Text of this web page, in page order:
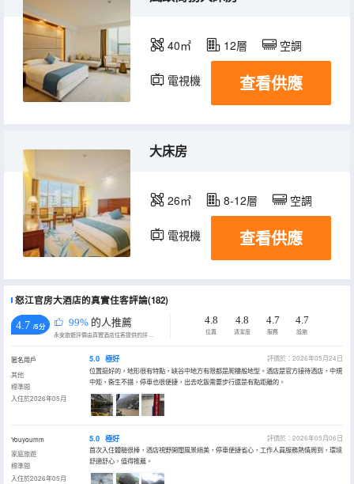
40㎡ 12層 空調
電視機 查看供應
大床房
26㎡ 8-12層 空調
電視機 查看供應
怒江官房大酒店的真實住客評論(182)
4.7 /5分 99% 的人推薦
永安旅遊評價由真實酒店住客提供的評價。
4.8
位置
4.8
清潔度
4.7
服務
4.7
設施
匿名用戶
其他
標準間
入住於2026年05月
5.0 極好
評價於：2026年05月24日
位置挺好的，地形很有特點，峽谷中地方有限都是爬樓般地型。酒店是官方接待酒店，中規
中矩，衞生不錯，停車也很便捷，出去吃飯需要步行還是有點距離的。
Youyoumm
家庭旅遊
標準間
入住於2026年05月
5.0 極好
評價於：2026年05月06日
首次入住體驗很棒，酒店視野開闊風景絕美，停車便捷省心，工作人員服務熱情周到，環境
舒適舒心，值得推薦。